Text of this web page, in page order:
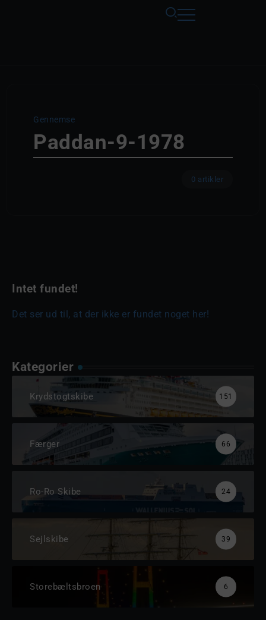
Gennemse
Paddan-9-1978
0 artikler
Intet fundet!
Det ser ud til, at der ikke er fundet noget her!
Kategorier
Krydstogtskibe 151
Færger 66
Ro-Ro Skibe 24
Sejlskibe 39
Storebæltsbroen 6